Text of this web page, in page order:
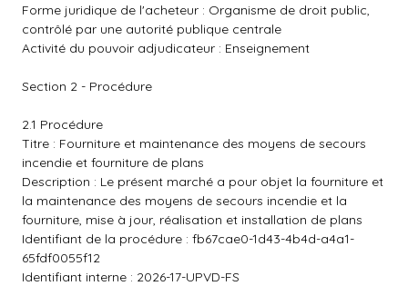
Forme juridique de l'acheteur : Organisme de droit public,
contrôlé par une autorité publique centrale
Activité du pouvoir adjudicateur : Enseignement
Section 2 - Procédure
2.1 Procédure
Titre : Fourniture et maintenance des moyens de secours
incendie et fourniture de plans
Description : Le présent marché a pour objet la fourniture et
la maintenance des moyens de secours incendie et la
fourniture, mise à jour, réalisation et installation de plans
Identifiant de la procédure : fb67cae0-1d43-4b4d-a4a1-
65fdf0055f12
Identifiant interne : 2026-17-UPVD-FS